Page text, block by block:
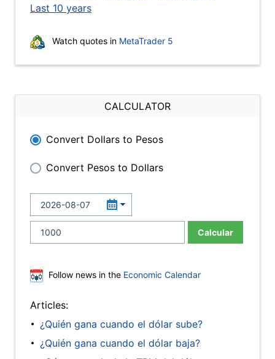
Last 10 years
Watch quotes in MetaTrader 5
CALCULATOR
Convert Dollars to Pesos
Convert Pesos to Dollars
Calcular
Follow news in the Economic Calendar
Articles:
¿Quién gana cuando el dólar sube?
¿Quién gana cuando el dólar baja?